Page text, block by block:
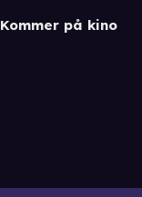
Kommer på kino